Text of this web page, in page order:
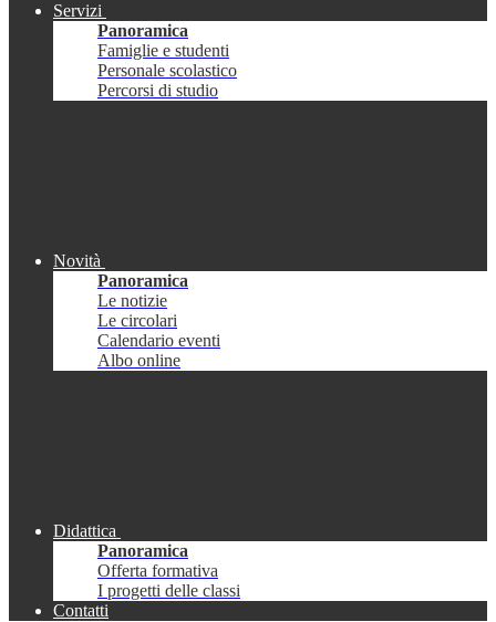
Servizi
Panoramica
Famiglie e studenti
Personale scolastico
Percorsi di studio
Novità
Panoramica
Le notizie
Le circolari
Calendario eventi
Albo online
Didattica
Panoramica
Offerta formativa
I progetti delle classi
Contatti